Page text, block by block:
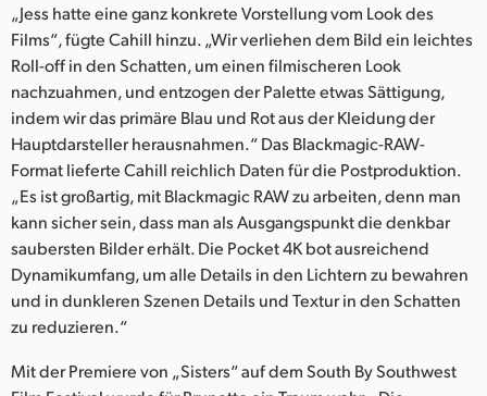
„Jess hatte eine ganz konkrete Vorstellung vom Look des
Films“, fügte Cahill hinzu. „Wir verliehen dem Bild ein leichtes
Roll-off in den Schatten, um einen filmischeren Look
nachzuahmen, und entzogen der Palette etwas Sättigung,
indem wir das primäre Blau und Rot aus der Kleidung der
Hauptdarsteller herausnahmen.“ Das Blackmagic-RAW-
Format lieferte Cahill reichlich Daten für die Postproduktion.
„Es ist großartig, mit Blackmagic RAW zu arbeiten, denn man
kann sicher sein, dass man als Ausgangspunkt die denkbar
saubersten Bilder erhält. Die Pocket 4K bot ausreichend
Dynamikumfang, um alle Details in den Lichtern zu bewahren
und in dunkleren Szenen Details und Textur in den Schatten
zu reduzieren.“
Mit der Premiere von „Sisters“ auf dem South By Southwest